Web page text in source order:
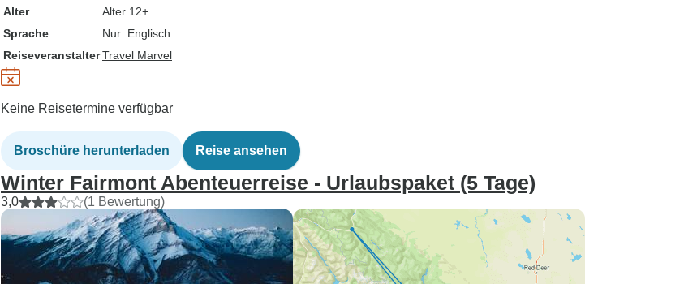
Alter
Alter 12+
Sprache
Nur: Englisch
ReiseveranstalterTravel Marvel
Keine Reisetermine verfügbar
Broschüre herunterladen Reise ansehen
Winter Fairmont Abenteuerreise - Urlaubspaket (5 Tage)
3,0 (1 Bewertung)